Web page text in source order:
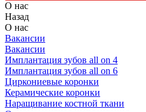
О нас
Назад
О нас
Вакансии
Вакансии
Имплантация зубов all on 4
Имплантация зубов all on 6
Циркониевые коронки
Керамические коронки
Наращивание костной ткани